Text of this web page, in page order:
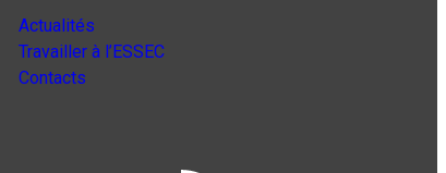
Actualités
Travailler à l’ESSEC
Contacts